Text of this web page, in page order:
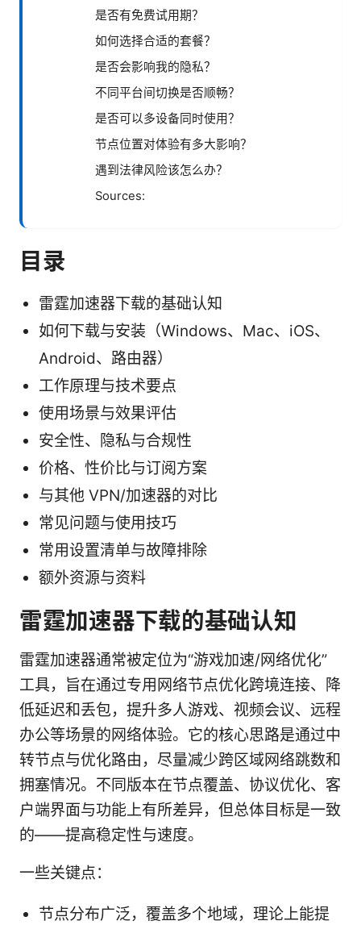
是否有免费试用期？
如何选择合适的套餐？
是否会影响我的隐私？
不同平台间切换是否顺畅？
是否可以多设备同时使用？
节点位置对体验有多大影响？
遇到法律风险该怎么办？
Sources:
目录
雷霆加速器下载的基础认知
如何下载与安装（Windows、Mac、iOS、
Android、路由器）
工作原理与技术要点
使用场景与效果评估
安全性、隐私与合规性
价格、性价比与订阅方案
与其他 VPN/加速器的对比
常见问题与使用技巧
常用设置清单与故障排除
额外资源与资料
雷霆加速器下载的基础认知
雷霆加速器通常被定位为“游戏加速/网络优化”
工具，旨在通过专用网络节点优化跨境连接、降
低延迟和丢包，提升多人游戏、视频会议、远程
办公等场景的网络体验。它的核心思路是通过中
转节点与优化路由，尽量减少跨区域网络跳数和
拥塞情况。不同版本在节点覆盖、协议优化、客
户端界面与功能上有所差异，但总体目标是一致
的——提高稳定性与速度。
一些关键点：
节点分布广泛，覆盖多个地域，理论上能提